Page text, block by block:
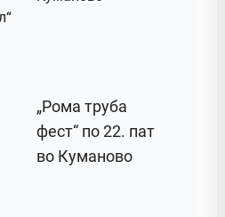
„Рома труба
фест“ по 22. пат
во Куманово